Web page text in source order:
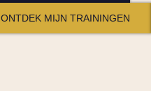
ONTDEK MIJN TRAININGEN